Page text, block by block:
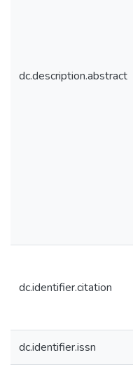
dc.description.abstract
dc.identifier.citation
dc.identifier.issn